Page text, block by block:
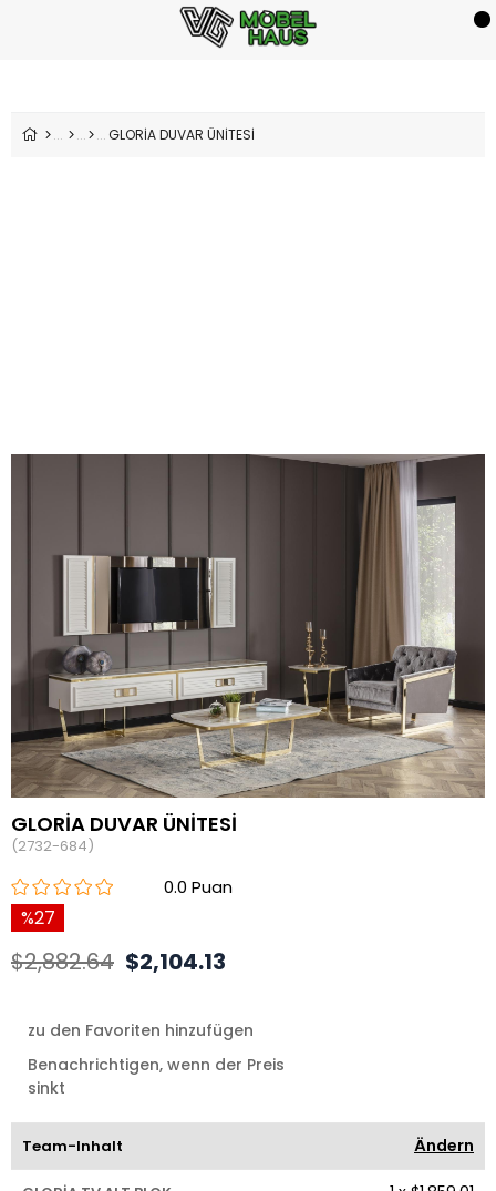
GLORİA DUVAR ÜNİTESİ
GLORİA DUVAR ÜNİTESİ
(2732-684)
0.0
27
$2,882.64 $2,104.13
zu den Favoriten hinzufügen
Benachrichtigen, wenn der Preis
sinkt
Team-Inhalt Ändern